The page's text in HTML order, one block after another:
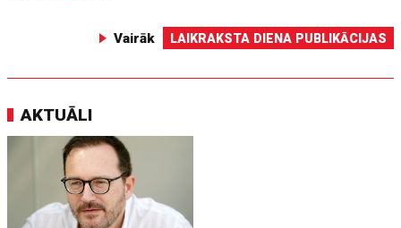
Vairāk LAIKRAKSTA DIENA PUBLIKĀCIJAS
AKTUĀLI